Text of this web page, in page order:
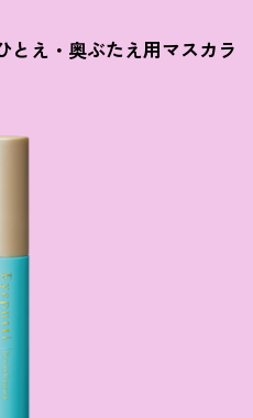
とえ・奥ぶたえ用マスカラ